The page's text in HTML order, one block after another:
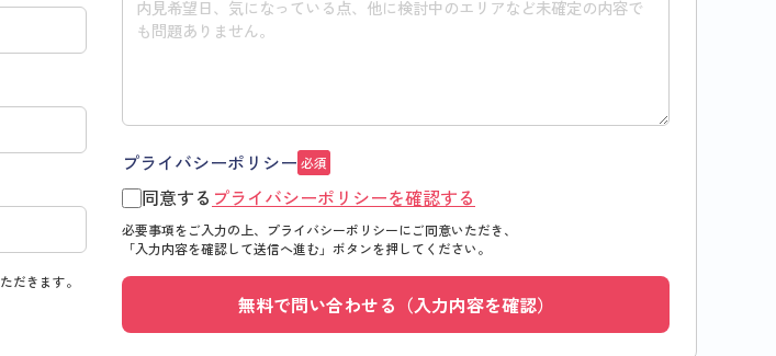
だきます。
プライバシーポリシー 必須
同意する プライバシーポリシーを確認する
必要事項をご入力の上、プライバシーポリシーにご同意いただき、
「入力内容を確認して送信へ進む」 ボタンを押してください。
無料で問い合わせる（入力内容を確認）